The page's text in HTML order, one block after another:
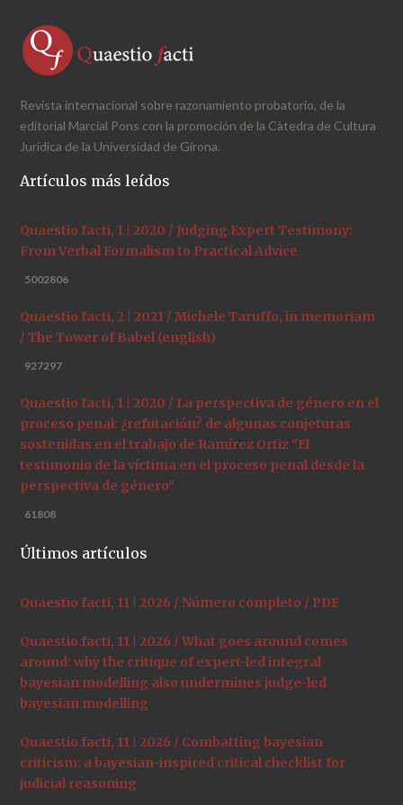
Revista internacional sobre razonamiento probatorio, de la
editorial Marcial Pons con la promoción de la Càtedra de Cultura
Jurídica de la Universidad de Girona.
Artículos más leídos
Quaestio facti, 1 | 2020 / Judging Expert Testimony:
From Verbal Formalism to Practical Advice
5002806
Quaestio facti, 2 | 2021 / Michele Taruffo, in memoriam
/ The Tower of Babel (english)
927297
Quaestio facti, 1 | 2020 / La perspectiva de género en el
proceso penal: ¿refutación? de algunas conjeturas
sostenidas en el trabajo de Ramírez Ortiz "El
testimonio de la víctima en el proceso penal desde la
perspectiva de género"
61808
Últimos artículos
Quaestio facti, 11 | 2026 / Número completo / PDF
Quaestio facti, 11 | 2026 / What goes around comes
around: why the critique of expert-led integral
bayesian modelling also undermines judge-led
bayesian modelling
Quaestio facti, 11 | 2026 / Combatting bayesian
criticism: a bayesian-inspired critical checklist for
judicial reasoning